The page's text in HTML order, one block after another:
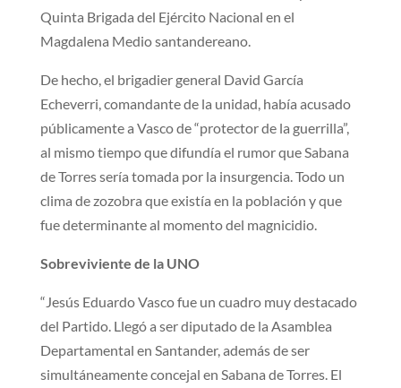
Quinta Brigada del Ejército Nacional en el
Magdalena Medio santandereano.
De hecho, el brigadier general David García
Echeverri, comandante de la unidad, había acusado
públicamente a Vasco de “protector de la guerrilla”,
al mismo tiempo que difundía el rumor que Sabana
de Torres sería tomada por la insurgencia. Todo un
clima de zozobra que existía en la población y que
fue determinante al momento del magnicidio.
Sobreviviente de la UNO
“Jesús Eduardo Vasco fue un cuadro muy destacado
del Partido. Llegó a ser diputado de la Asamblea
Departamental en Santander, además de ser
simultáneamente concejal en Sabana de Torres. El